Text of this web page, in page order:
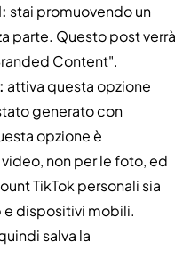
stai promuovendo un
parte. Questo post verrà
Content".
attiva questa opzione
generato con
opzione è
non per le foto, ed
TikTok personali sia
e dispositivi mobili.
salva la